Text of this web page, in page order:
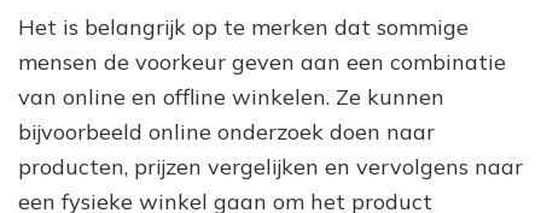
Het is belangrijk op te merken dat sommige
mensen de voorkeur geven aan een combinatie
van online en offline winkelen. Ze kunnen
bijvoorbeeld online onderzoek doen naar
producten, prijzen vergelijken en vervolgens naar
een fysieke winkel gaan om het product